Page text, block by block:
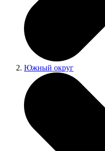
Южный округ